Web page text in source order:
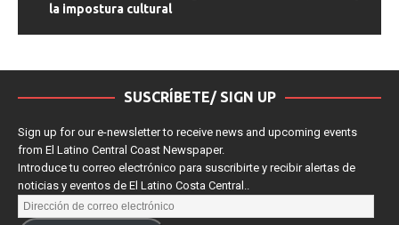
la impostura cultural
SUSCRÍBETE/ SIGN UP
Sign up for our e-newsletter to receive news and upcoming events
from El Latino Central Coast Newspaper.
Introduce tu correo electrónico para suscribirte y recibir alertas de
noticias y eventos de El Latino Costa Central..